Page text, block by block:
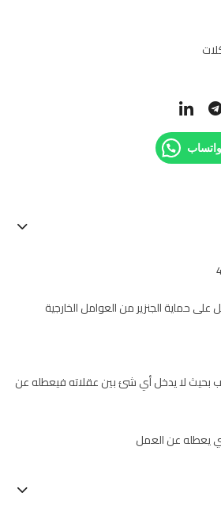
حماية الجنزير من العوامل الخارجية
بحيث لا يدخل أي شئ بين عقلاته فيعطله عن
يعطله عن العمل